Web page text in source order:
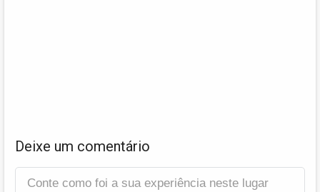
Deixe um comentário